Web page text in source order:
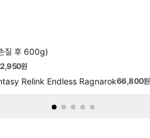
질 후 600g)
원
Relink Endless Ragnarok66,800원